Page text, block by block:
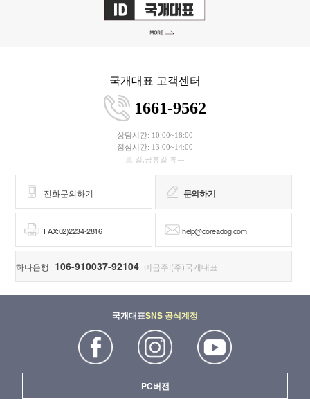
국개대표 고객센터
1661-9562
상담시간: 10:00~18:00
점심시간: 13:00~14:00
토,일,공휴일 휴무
전화문의하기 문의하기
FAX:02)2234-2816 help@coreadog.com
하나은행 106-910037-92104 예금주:(주)국개대표
국개대표SNS 공식계정
PC버전